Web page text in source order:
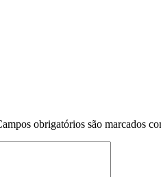
obrigatórios são marcados